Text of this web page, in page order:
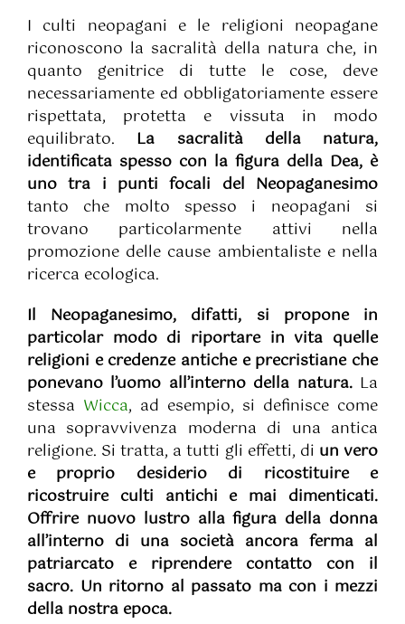
I culti neopagani e le religioni neopagane
riconoscono la sacralità della natura che, in
quanto genitrice di tutte le cose, deve
necessariamente ed obbligatoriamente essere
rispettata, protetta e vissuta in modo
equilibrato. La sacralità della natura,
identificata spesso con la figura della Dea, è
uno tra i punti focali del Neopaganesimo
tanto che molto spesso i neopagani si
trovano particolarmente attivi nella
promozione delle cause ambientaliste e nella
ricerca ecologica.
Il Neopaganesimo, difatti, si propone in
particolar modo di riportare in vita quelle
religioni e credenze antiche e precristiane che
ponevano l’uomo all’interno della natura.La
stessa Wicca, ad esempio, si definisce come
una sopravvivenza moderna di una antica
religione. Si tratta, a tutti gli effetti, di un vero
e proprio desiderio di ricostituire e
ricostruire culti antichi e mai dimenticati.
Offrire nuovo lustro alla figura della donna
all’interno di una società ancora ferma al
patriarcato e riprendere contatto con il
sacro. Un ritorno al passato ma con i mezzi
della nostra epoca.